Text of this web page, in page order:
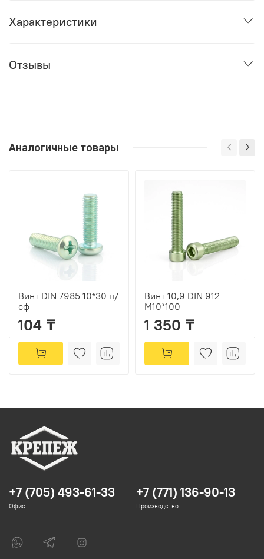
Характеристики
Отзывы
Аналогичные товары
Винт DIN 7985 10*30 п/
сф
104 ₸
Винт 10,9 DIN 912
М10*100
1 350 ₸
+7 (705) 493-61-33
Офис
+7 (771) 136-90-13
Производство